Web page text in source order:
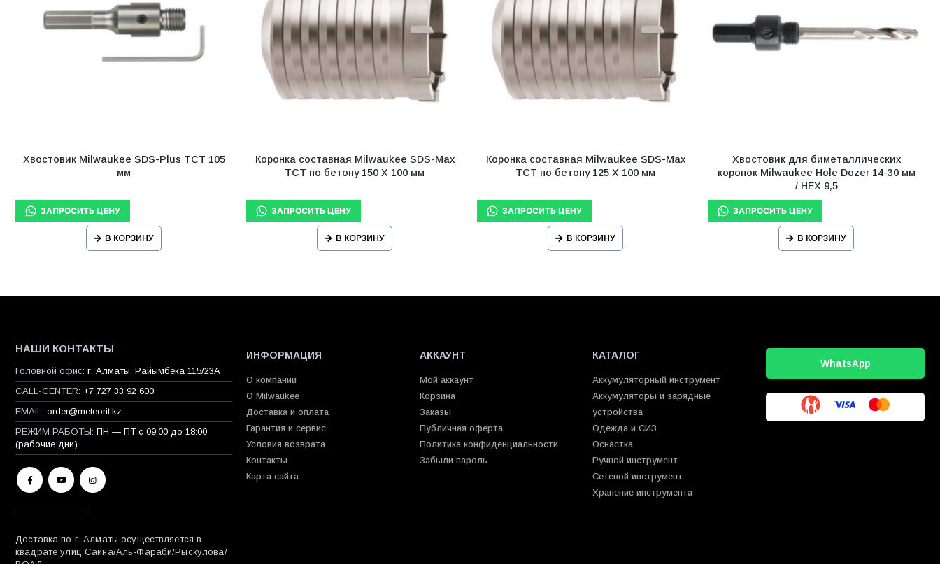
Хвостовик Milwaukee SDS-Plus TCT 105
мм
В КОРЗИНУ
Коронка составная Milwaukee SDS-Max
ТСТ по бетону 150 X 100 мм
В КОРЗИНУ
Коронка составная Milwaukee SDS-Max
ТСТ по бетону 125 X 100 мм
В КОРЗИНУ
Хвостовик для биметаллических
коронок Milwaukee Hole Dozer 14-30 мм
/ HEX 9,5
В КОРЗИНУ
НАШИ КОНТАКТЫ
Головной офис: г. Алматы, Райымбека 115/23A
CALL-CENTER: +7 727 33 92 600
EMAIL: order@meteorit.kz
РЕЖИМ РАБОТЫ: ПН — ПТ с 09:00 до 18:00
(рабочие дни)
Доставка по г. Алматы осуществляется в
квадрате улиц Саина/Аль-Фараби/Рыскулова/
ИНФОРМАЦИЯ
О компании
О Milwaukee
Доставка и оплата
Гарантия и сервис
Условия возврата
Контакты
Карта сайта
АККАУНТ
Мой аккаунт
Корзина
Заказы
Публичная оферта
Политика конфиденциальности
Забыли пароль
КАТАЛОГ
Аккумуляторный инструмент
Аккумуляторы и зарядные
устройства
Одежда и СИЗ
Оснастка
Ручной инструмент
Сетевой инструмент
Хранение инструмента
WhatsApp